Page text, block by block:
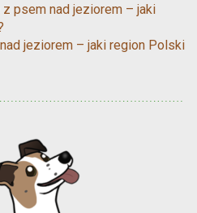
z psem nad jeziorem – jaki
jeziorem – jaki region Polski